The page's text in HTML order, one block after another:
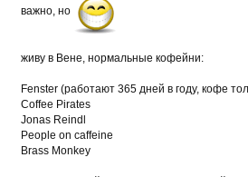
важно, но
живу в Вене, нормальные кофейни:
Fenster (работают 365 дней в году, кофе
Coffee Pirates
Jonas Reindl
People on caffeine
Brass Monkey